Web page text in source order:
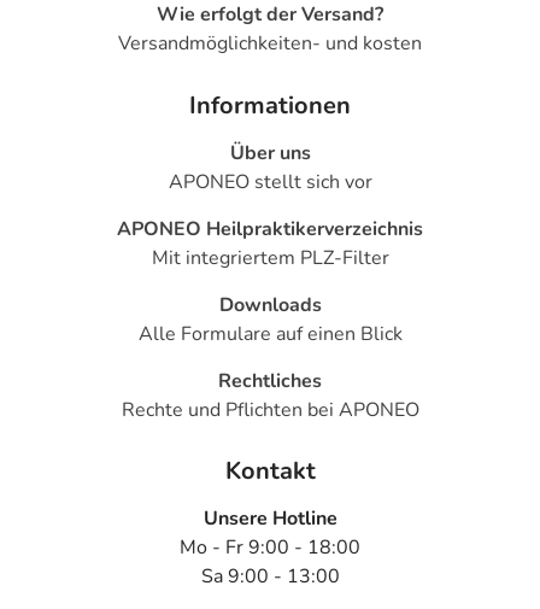
Wie erfolgt der Versand?
Versandmöglichkeiten- und kosten
Informationen
Über uns
APONEO stellt sich vor
APONEO Heilpraktikerverzeichnis
Mit integriertem PLZ-Filter
Downloads
Alle Formulare auf einen Blick
Rechtliches
Rechte und Pflichten bei APONEO
Kontakt
Unsere Hotline
Mo - Fr 9:00 - 18:00
Sa 9:00 - 13:00